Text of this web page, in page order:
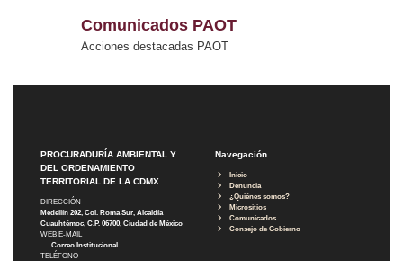
Comunicados PAOT
Acciones destacadas PAOT
PROCURADURÍA AMBIENTAL Y
DEL ORDENAMIENTO
TERRITORIAL DE LA CDMX
DIRECCIÓN
Medellín 202, Col. Roma Sur, Alcaldía
Cuauhtémoc, C.P. 06700, Ciudad de México
WEB E-MAIL
Correo Institucional
TELÉFONO
Navegación
Inicio
Denuncia
¿Quiénes somos?
Micrositios
Comunicados
Consejo de Gobierno